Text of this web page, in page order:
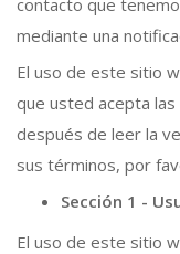
mediante una
El uso de este sitio
que usted acepta las
después de leer la
sus términos, por
Sección 1 -
El uso de este sitio